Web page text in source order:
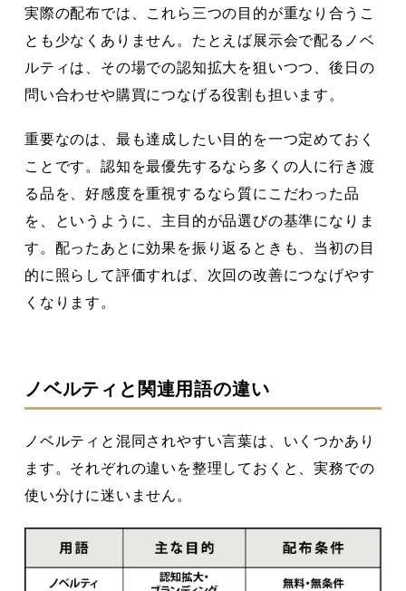
実際の配布では、これら三つの目的が重なり合うこ
とも少なくありません。たとえば展示会で配るノベ
ルティは、その場での認知拡大を狙いつつ、後日の
問い合わせや購買につなげる役割も担います。
重要なのは、最も達成したい目的を一つ定めておく
ことです。認知を最優先するなら多くの人に行き渡
る品を、好感度を重視するなら質にこだわった品
を、というように、主目的が品選びの基準になりま
す。配ったあとに効果を振り返るときも、当初の目
的に照らして評価すれば、次回の改善につなげやす
くなります。
ノベルティと関連用語の違い
ノベルティと混同されやすい言葉は、いくつかあり
ます。それぞれの違いを整理しておくと、実務での
使い分けに迷いません。